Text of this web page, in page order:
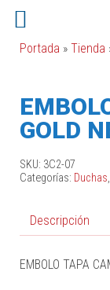
Portada » Tienda
GOLD
SKU: 3C2-07
Categorías: Duchas,
Descripción
EMBOLO TAPA